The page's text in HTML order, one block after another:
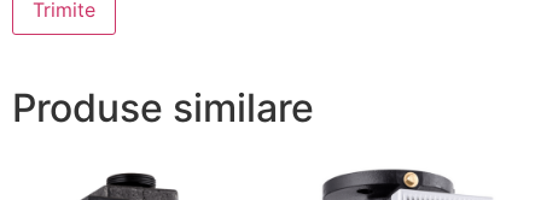
Produse similare